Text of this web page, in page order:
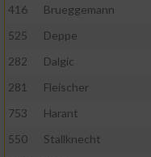
416
Brueggemann
525
Deppe
282
Dalgic
281
Fleischer
753
Harant
550
Stallknecht